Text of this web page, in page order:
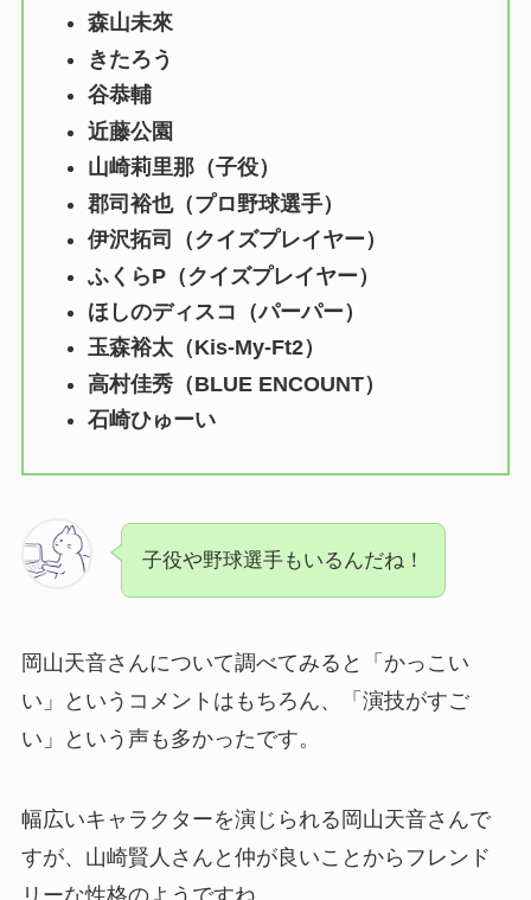
森山未來
きたろう
谷恭輔
近藤公園
山崎莉里那（子役）
郡司裕也（プロ野球選手）
伊沢拓司（クイズプレイヤー）
ふくらP（クイズプレイヤー）
ほしのディスコ（パーパー）
玉森裕太（Kis-My-Ft2）
高村佳秀（BLUE ENCOUNT）
石崎ひゅーい
子役や野球選手もいるんだね！
岡山天音さんについて調べてみると「かっこい
い」というコメントはもちろん、「演技がすご
い」という声も多かったです。
幅広いキャラクターを演じられる岡山天音さんで
すが、山崎賢人さんと仲が良いことからフレンド